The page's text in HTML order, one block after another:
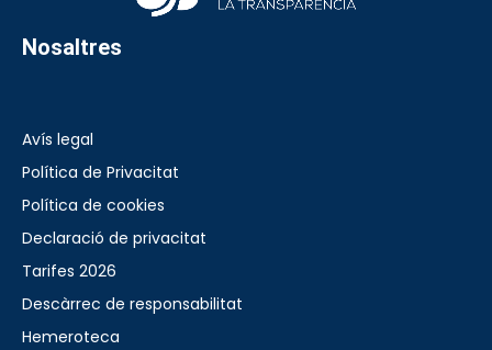
Nosaltres
Avís legal
Política de Privacitat
Política de cookies
Declaració de privacitat
Tarifes 2026
Descàrrec de responsabilitat
Hemeroteca